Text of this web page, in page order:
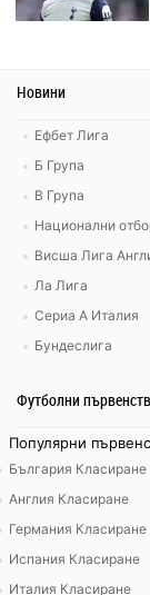
Новини
Ефбет Лига
Б Група
В Група
Национални
Висша Лига
Ла Лига
Сериа А Италия
Бундеслига
Футболни
Популярни
България Класиране
Англия Класиране
Германия Класиране
Испания Класиране
Италия Класиране